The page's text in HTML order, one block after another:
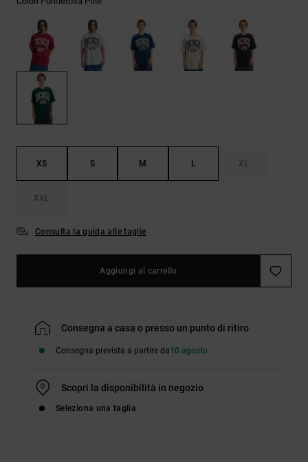
zaini
portamonete
alle
domande
più
frequenti e
accedi al
le FAQ
XS S M L XL
XXL
Consulta la guida alle taglie
Aggiungi al carrello
Consegna a casa o presso un punto di ritiro
Consegna prevista a partire da10 agosto
Scopri la disponibilità in negozio
Seleziona una taglia